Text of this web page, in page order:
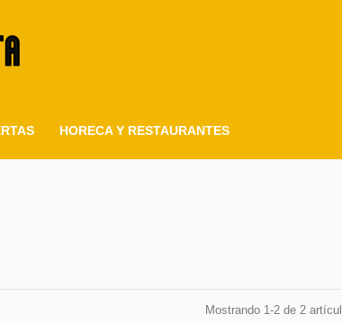
HORECA Y RESTAURANTES
Mostrando 1-2 de 2